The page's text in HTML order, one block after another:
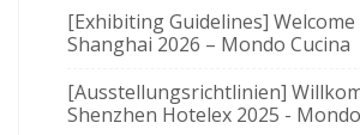
[Exhibiting Guidelines]
Shanghai 2026 – Mondo Cucina
[Ausstellungsrichtlinien]
Shenzhen Hotelex 2025 -